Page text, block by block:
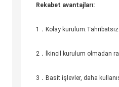
Rekabet avantajları:
1．Kolay kurulum.Tahribatsız
2．İkincil kurulum olmadan
3．Basit işlevler, daha